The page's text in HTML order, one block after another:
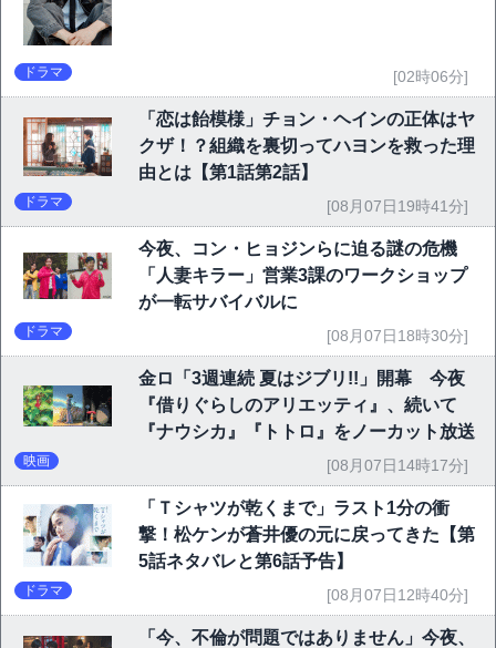
ドラマ [02時06分]
「恋は飴模様」チョン・ヘインの正体はヤ
クザ！？組織を裏切ってハヨンを救った理
由とは【第1話第2話】
ドラマ [08月07日19時41分]
今夜、コン・ヒョジンらに迫る謎の危機
「人妻キラー」営業3課のワークショップ
が一転サバイバルに
ドラマ [08月07日18時30分]
金ロ「3週連続 夏はジブリ!!」開幕 今夜
『借りぐらしのアリエッティ』、続いて
『ナウシカ』『トトロ』をノーカット放送
映画 [08月07日14時17分]
「Ｔシャツが乾くまで」ラスト1分の衝
撃！松ケンが蒼井優の元に戻ってきた【第
5話ネタバレと第6話予告】
ドラマ [08月07日12時40分]
「今、不倫が問題ではありません」今夜、